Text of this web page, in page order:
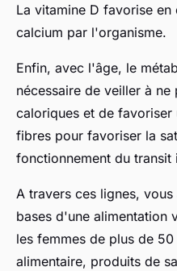
La vitamine D favorise
calcium par l'organisme.
Enfin, avec l'âge, le
nécessaire de veiller à
caloriques et de favoriser
fibres pour favoriser la
fonctionnement du transit
A travers ces lignes,
bases d'une alimentation
les femmes de plus de
alimentaire, produits de